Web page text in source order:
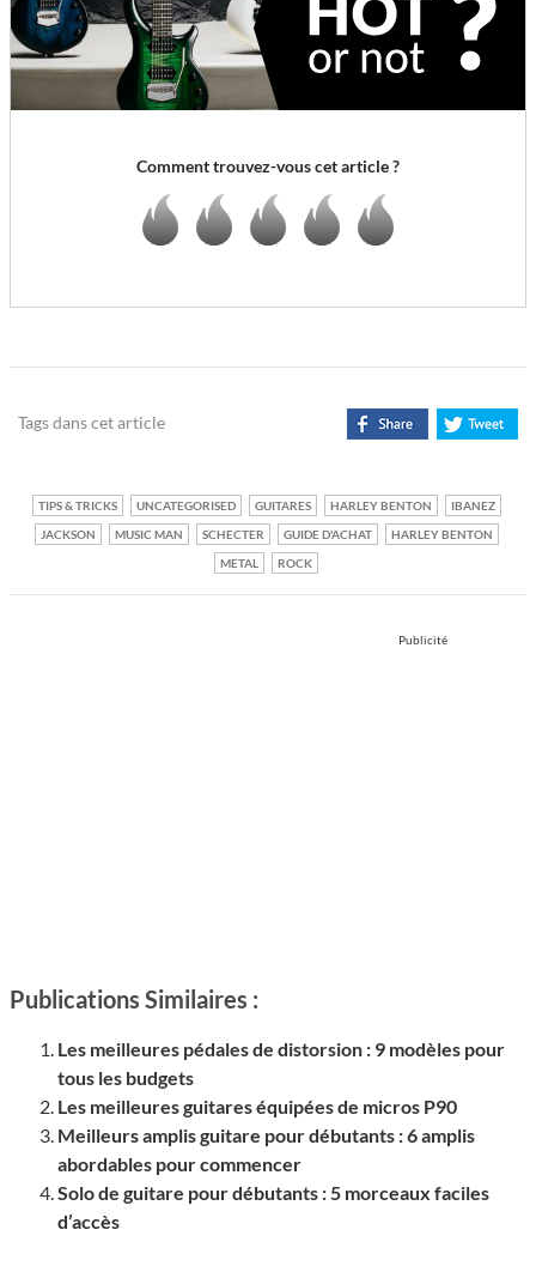
Comment trouvez-vous cet article ?
Tags dans cet article
TIPS & TRICKS UNCATEGORISED GUITARES HARLEY BENTON
IBANEZ
JACKSON
MUSIC MAN SCHECTER GUIDE D'ACHAT
HARLEY BENTON
METAL
ROCK
Publicité
Publications Similaires :
Les meilleures pédales de distorsion : 9 modèles pour
tous les budgets
Les meilleures guitares équipées de micros P90
Meilleurs amplis guitare pour débutants : 6 amplis
abordables pour commencer
Solo de guitare pour débutants : 5 morceaux faciles
d’accès